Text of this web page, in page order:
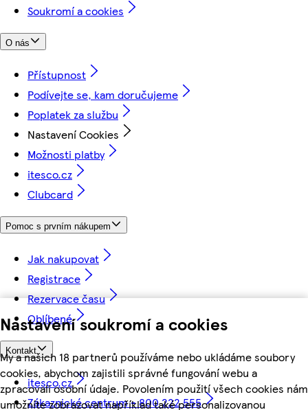
Nastavení soukromí a cookies
My a našich 18 partnerů používáme nebo ukládáme soubory
cookies, abychom zajistili správné fungování webu a
zpracovali osobní údaje. Povolením použití všech cookies nám
umožníte zobrazovat například také personalizovanou
Soukromí a cookies
O nás
Přístupnost
Podívejte se, kam doručujeme
Poplatek za službu
Nastavení Cookies
Možnosti platby
itesco.cz
Clubcard
Pomoc s prvním nákupem
Jak nakupovat
Registrace
Rezervace času
Oblíbené
Kontakt
itesco.cz
Zákaznické centrum - 800 222 555